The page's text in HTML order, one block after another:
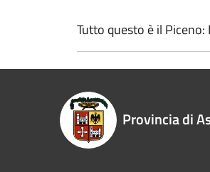
Tutto questo è il Piceno:
Provincia di